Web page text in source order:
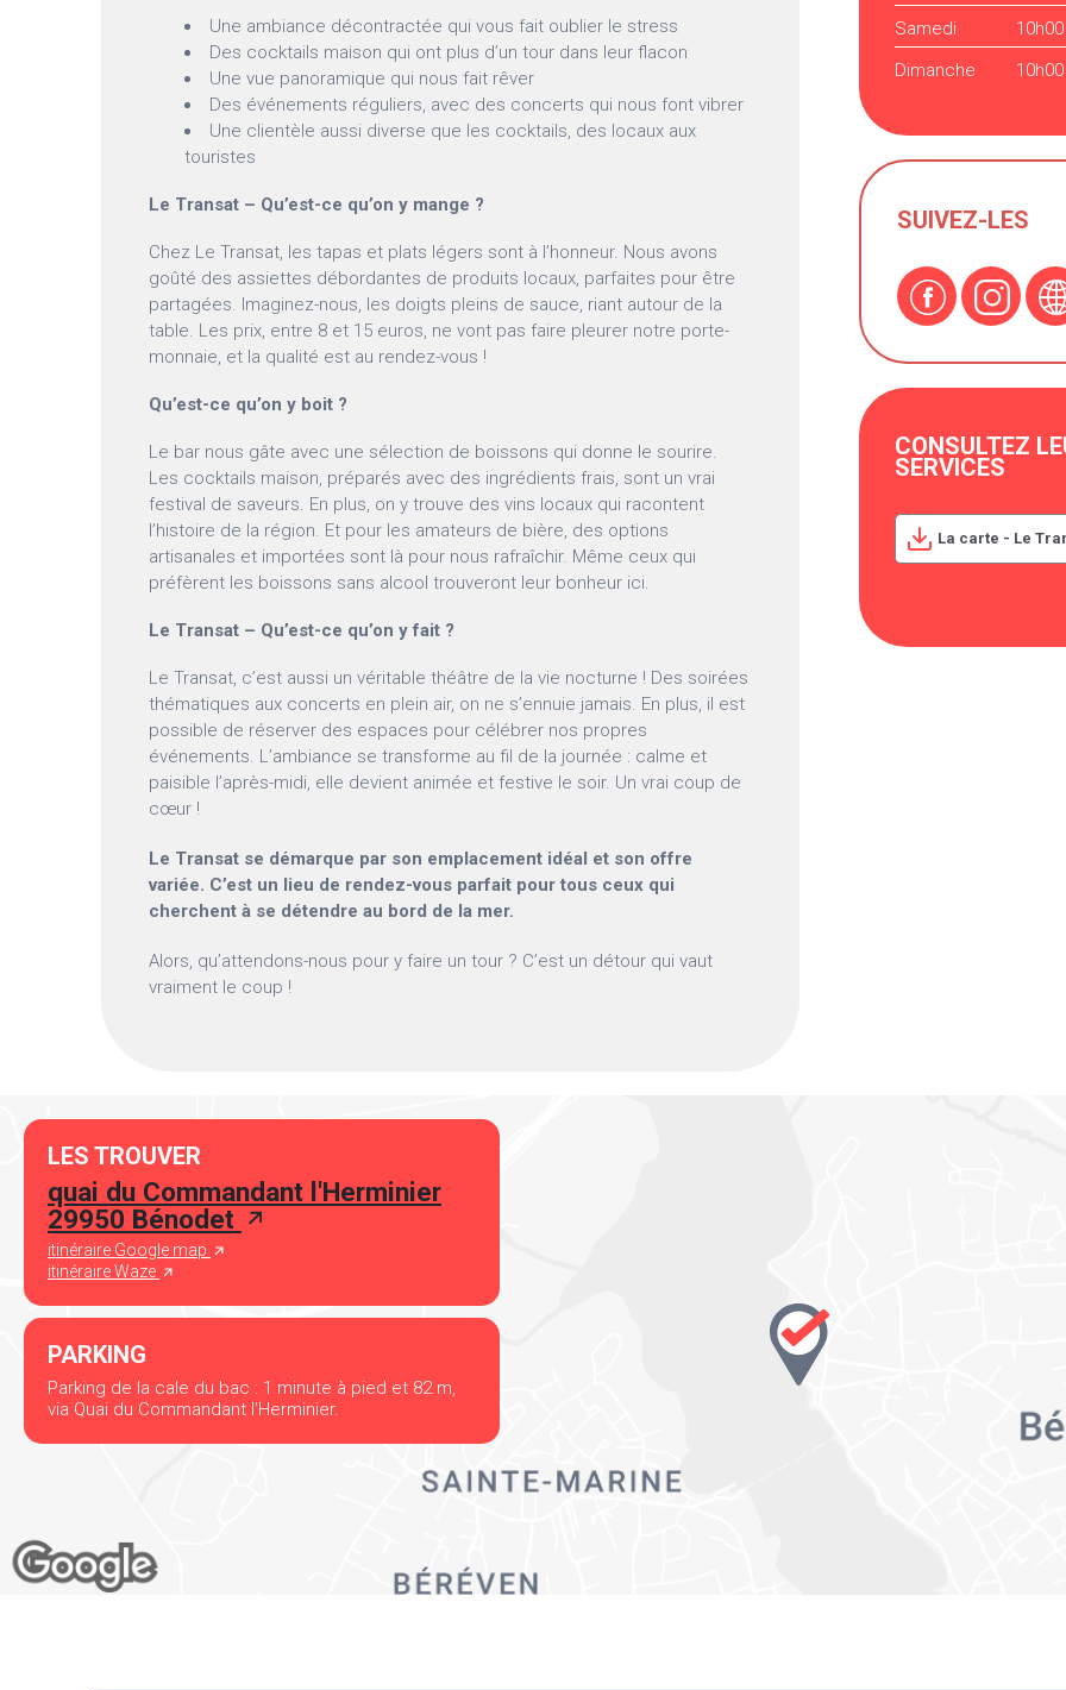
Une ambiance décontractée qui vous fait oublier le stress
Des cocktails maison qui ont plus d’un tour dans leur flacon
Une vue panoramique qui nous fait rêver
Des événements réguliers, avec des concerts qui nous font vibrer
Une clientèle aussi diverse que les cocktails, des locaux aux
touristes
Le Transat – Qu’est-ce qu’on y mange ?
Chez Le Transat, les tapas et plats légers sont à l’honneur. Nous avons
goûté des assiettes débordantes de produits locaux, parfaites pour être
partagées. Imaginez-nous, les doigts pleins de sauce, riant autour de la
table. Les prix, entre 8 et 15 euros, ne vont pas faire pleurer notre porte-
monnaie, et la qualité est au rendez-vous !
Qu’est-ce qu’on y boit ?
Le bar nous gâte avec une sélection de boissons qui donne le sourire.
Les cocktails maison, préparés avec des ingrédients frais, sont un vrai
festival de saveurs. En plus, on y trouve des vins locaux qui racontent
l’histoire de la région. Et pour les amateurs de bière, des options
artisanales et importées sont là pour nous rafraîchir. Même ceux qui
préfèrent les boissons sans alcool trouveront leur bonheur ici.
Le Transat – Qu’est-ce qu’on y fait ?
Le Transat, c’est aussi un véritable théâtre de la vie nocturne ! Des soirées
thématiques aux concerts en plein air, on ne s’ennuie jamais. En plus, il est
possible de réserver des espaces pour célébrer nos propres
événements. L’ambiance se transforme au fil de la journée : calme et
paisible l’après-midi, elle devient animée et festive le soir. Un vrai coup de
cœur !
Le Transat se démarque par son emplacement idéal et son offre
variée. C’est un lieu de rendez-vous parfait pour tous ceux qui
cherchent à se détendre au bord de la mer.
Alors, qu’attendons-nous pour y faire un tour ? C’est un détour qui vaut
vraiment le coup !
Samedi
Dimanche
SUIVEZ-LES
CONSULTEZ
SERVICES
La carte - Le
LES TROUVER
quai du Commandant l'Herminier
29950 Bénodet
itinéraire Google map
itinéraire Waze
PARKING
Parking de la cale du bac : 1 minute à pied et 82 m,
via Quai du Commandant l'Herminier.